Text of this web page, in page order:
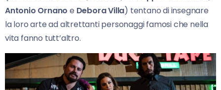
Antonio Ornano e Debora Villa) tentano di insegnare
la loro arte ad altrettanti personaggi famosi che nella
vita fanno tutt’altro.